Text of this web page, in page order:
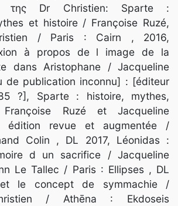
της Dr Christien: Sparte :
et histoire / Françoise Ruzé,
/ Paris : Cairn , 2016,
à propos de l image de la
dans Aristophane / Jacqueline
de publication inconnu] : [éditeur
?], Sparte : histoire, mythes,
Ruzé et Jacqueline
édition revue et augmentée /
Colin , DL 2017, Léonidas :
d un sacrifice / Jacqueline
Le Tallec / Paris : Ellipses , DL
le concept de symmachie /
/ Athēna : Ekdoseis